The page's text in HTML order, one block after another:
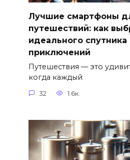
Лучшие смартфоны
путешествий: как
идеального
приключений
Путешествия — это
когда каждый
32 1.6к.